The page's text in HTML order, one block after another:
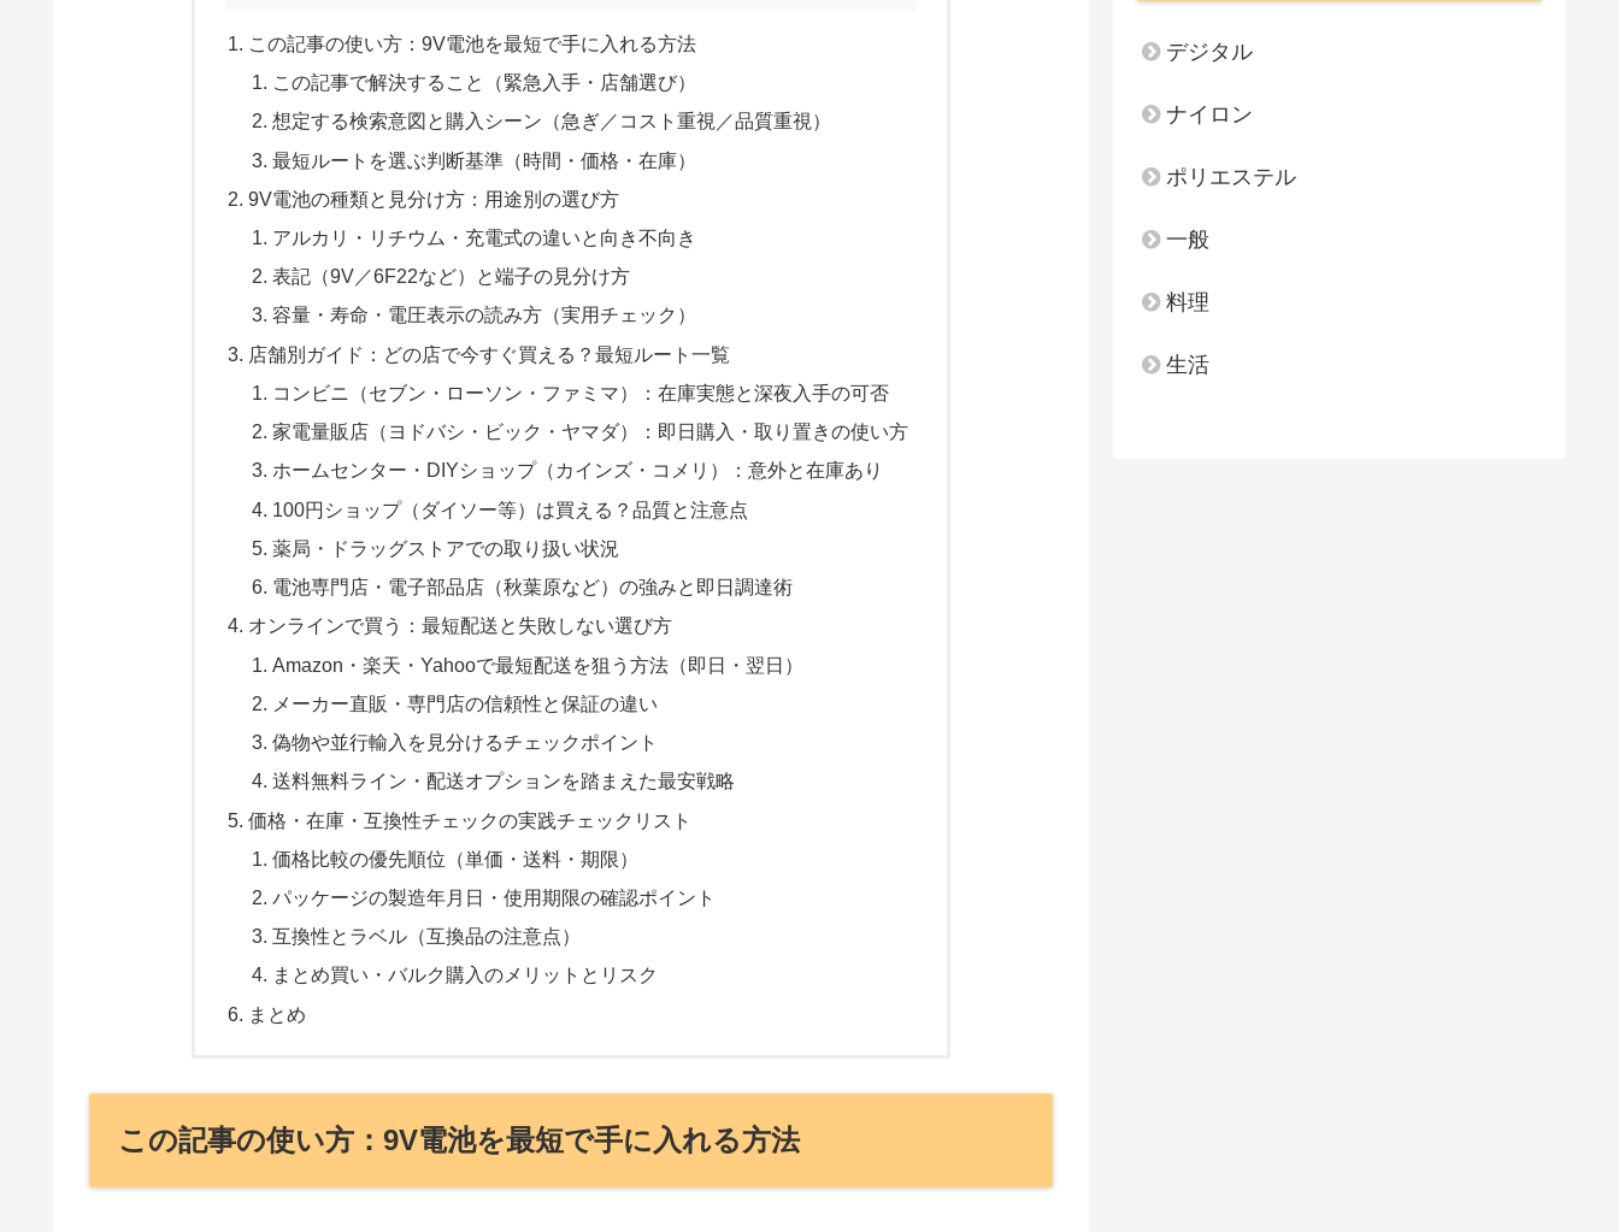
この記事の使い方：9V電池を最短で手に入れる方法
この記事で解決すること（緊急入手・店舗選び）
想定する検索意図と購入シーン（急ぎ／コスト重視／品質重視）
最短ルートを選ぶ判断基準（時間・価格・在庫）
9V電池の種類と見分け方：用途別の選び方
アルカリ・リチウム・充電式の違いと向き不向き
表記（9V／6F22など）と端子の見分け方
容量・寿命・電圧表示の読み方（実用チェック）
店舗別ガイド：どの店で今すぐ買える？最短ルート一覧
コンビニ（セブン・ローソン・ファミマ）：在庫実態と深夜入手の可否
家電量販店（ヨドバシ・ビック・ヤマダ）：即日購入・取り置きの使い方
ホームセンター・DIYショップ（カインズ・コメリ）：意外と在庫あり
100円ショップ（ダイソー等）は買える？品質と注意点
薬局・ドラッグストアでの取り扱い状況
電池専門店・電子部品店（秋葉原など）の強みと即日調達術
オンラインで買う：最短配送と失敗しない選び方
Amazon・楽天・Yahooで最短配送を狙う方法（即日・翌日）
メーカー直販・専門店の信頼性と保証の違い
偽物や並行輸入を見分けるチェックポイント
送料無料ライン・配送オプションを踏まえた最安戦略
価格・在庫・互換性チェックの実践チェックリスト
価格比較の優先順位（単価・送料・期限）
パッケージの製造年月日・使用期限の確認ポイント
互換性とラベル（互換品の注意点）
まとめ買い・バルク購入のメリットとリスク
まとめ
この記事の使い方：9V電池を最短で手に入れる方法
デジタル
ナイロン
ポリエステル
一般
料理
生活